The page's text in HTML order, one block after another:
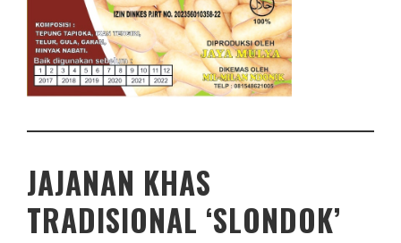
JAJANAN KHAS
TRADISIONAL ‘SLONDOK’